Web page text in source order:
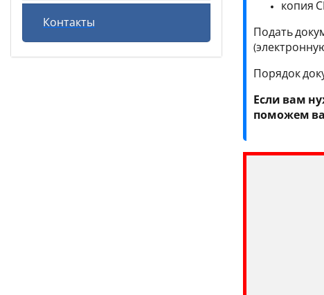
Контакты
копия
Подать
Порядок
Если вам
поможем